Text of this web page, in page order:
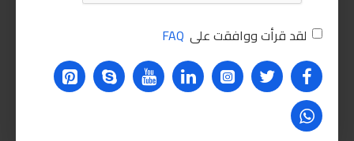
لقد قرأت ووافقت على FAQ